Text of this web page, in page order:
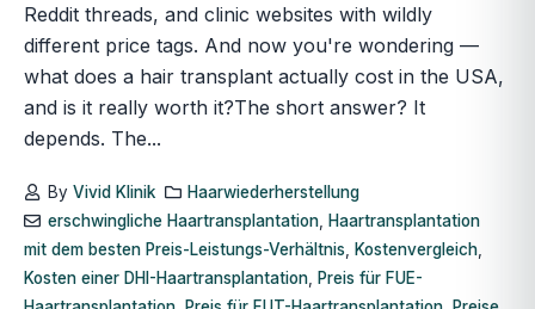
Reddit threads, and clinic websites with wildly
different price tags. And now you're wondering —
what does a hair transplant actually cost in the USA,
and is it really worth it?The short answer? It
depends. The...
By Vivid Klinik
Haarwiederherstellung
erschwingliche Haartransplantation,
Haartransplantation
mit dem besten Preis-Leistungs-Verhältnis
Kostenvergleich
Kosten einer DHI-Haartransplantation
Preis für FUE-